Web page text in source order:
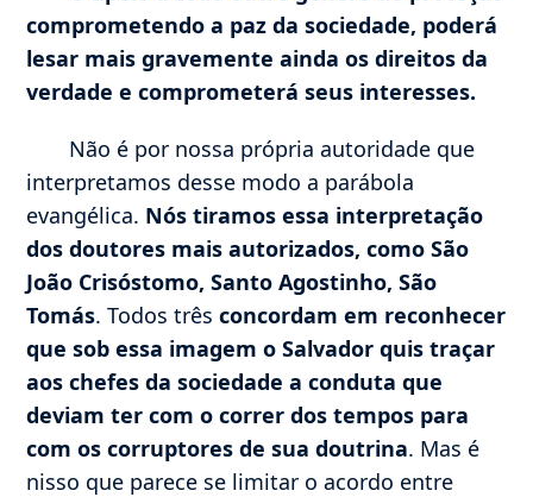
comprometendo a paz da sociedade, poderá
lesar mais gravemente ainda os direitos da
verdade e comprometerá seus interesses.
Não é por nossa própria autoridade que
interpretamos desse modo a parábola
evangélica. Nós tiramos essa interpretação
dos doutores mais autorizados, como São
João Crisóstomo, Santo Agostinho, São
Tomás. Todos trêsconcordam em reconhecer
que sob essa imagem o Salvador quis traçar
aos chefes da sociedade a conduta que
deviam ter com o correr dos tempos para
com os corruptores de sua doutrina. Mas é
nisso que parece se limitar o acordo entre